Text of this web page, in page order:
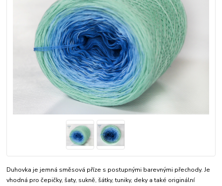
Duhovka je jemná směsová příze s postupnými barevnými přechody. Je
vhodná pro čepičky, šaty, sukně, šátky, tuniky, deky a také originální